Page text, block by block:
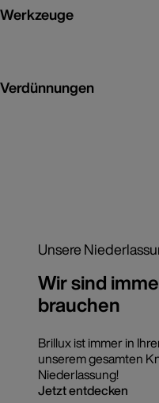
Werkzeuge
Verdünnungen
Unsere
Wir sind
brauchen
Brillux ist immer in
unserem gesamten
Niederlassung!
Jetzt entdecken